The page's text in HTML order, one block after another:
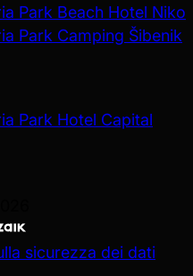
Park Beach Hotel Niko
Park Camping Šibenik
Park Hotel Capital
sicurezza dei dati